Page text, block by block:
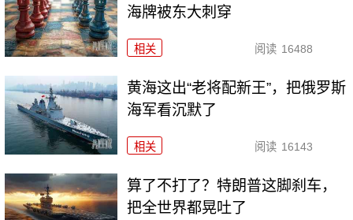
海牌被东大刺穿
相关 阅读 16488
黄海这出“老将配新王”，把俄罗斯
海军看沉默了
相关 阅读 16143
算了不打了？特朗普这脚刹车，
把全世界都晃吐了